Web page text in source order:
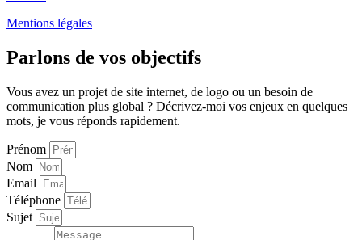
Mentions légales
Parlons de vos objectifs
Vous avez un projet de site internet, de logo ou un besoin de
communication plus global ? Décrivez-moi vos enjeux en quelques
mots, je vous réponds rapidement.
Prénom
Nom
Email
Téléphone
Sujet